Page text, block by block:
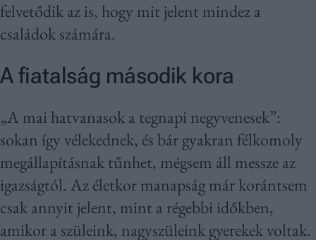
felvetődik az is, hogy mit jelent mindez a
családok számára.
A fiatalság második kora
„A mai hatvanasok a tegnapi negyvenesek”:
sokan így vélekednek, és bár gyakran félkomoly
megállapításnak tűnhet, mégsem áll messze az
igazságtól. Az életkor manapság már korántsem
csak annyit jelent, mint a régebbi időkben,
amikor a szüleink, nagyszüleink gyerekek voltak.